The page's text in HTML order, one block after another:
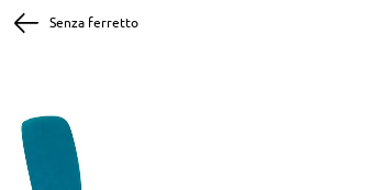
Senza ferretto